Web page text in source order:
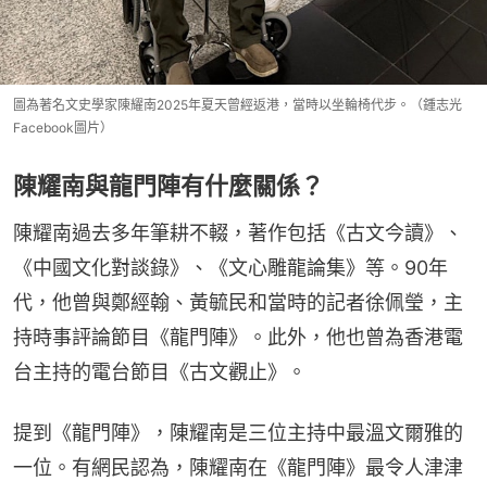
圖為著名文史學家陳耀南2025年夏天曾經返港，當時以坐輪椅代步。（鍾志光
Facebook圖片）
陳耀南與龍門陣有什麼關係？
陳耀南過去多年筆耕不輟，著作包括《古文今讀》、
《中國文化對談錄》、《文心雕龍論集》等。90年
代，他曾與鄭經翰、黃毓民和當時的記者徐佩瑩，主
持時事評論節目《龍門陣》。此外，他也曾為香港電
台主持的電台節目《古文觀止》。
提到《龍門陣》，陳耀南是三位主持中最溫文爾雅的
一位。有網民認為，陳耀南在《龍門陣》最令人津津